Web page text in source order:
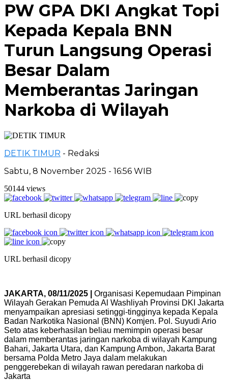
PW GPA DKI Angkat Topi
Kepada Kepala BNN
Turun Langsung Operasi
Besar Dalam
Memberantas Jaringan
Narkoba di Wilayah
DETIK TIMUR - Redaksi
Sabtu, 8 November 2025 - 16:56 WIB
50144 views
URL berhasil dicopy
URL berhasil dicopy
JAKARTA, 08/11/2025 |
Organisasi Kepemudaan Pimpinan
Wilayah Gerakan Pemuda Al Washliyah Provinsi DKI Jakarta
menyampaikan apresiasi setinggi-tingginya kepada Kepala
Badan Narkotika Nasional (BNN) Komjen. Pol. Suyudi Ario
Seto atas keberhasilan beliau memimpin operasi besar
dalam memberantas jaringan narkoba di wilayah Kampung
Bahari, Jakarta Utara, dan Kampung Ambon, Jakarta Barat
bersama Polda Metro Jaya dalam melakukan
penggerebekan di wilayah rawan peredaran narkoba di
Jakarta